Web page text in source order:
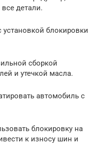
детали.
блокировки
сборкой
и утечкой масла.
автомобиль с
блокировку на
к износу шин и